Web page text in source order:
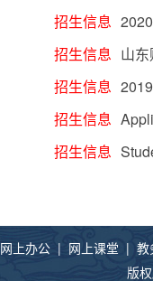
招生信息
招生信息 山
招生信息
招生信息
招生信息
网上办公 | 网上课堂 | 教
版